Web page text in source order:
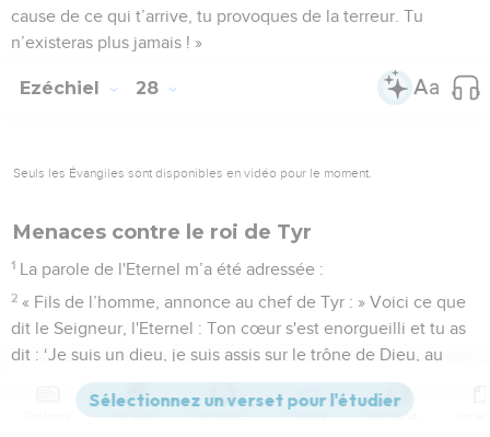
cause de ce qui t’arrive, tu provoques de la terreur. Tu
n’existeras plus jamais ! »
Ezéchiel 28
Seuls les Évangiles sont disponibles en vidéo pour le moment.
Menaces contre le roi de Tyr
1 La parole de l'Eternel m’a été adressée :
2 « Fils de l’homme, annonce au chef de Tyr : » Voici ce que
dit le Seigneur, l'Eternel : Ton cœur s'est enorgueilli et tu as
dit : ‘Je suis un dieu, je suis assis sur le trône de Dieu, au
cœur de la mer !’Pourtant tu n’es qu’un homme et non un
dieu, mais tu te considères au même niveau que Dieu !
Versions Commentaires Strong